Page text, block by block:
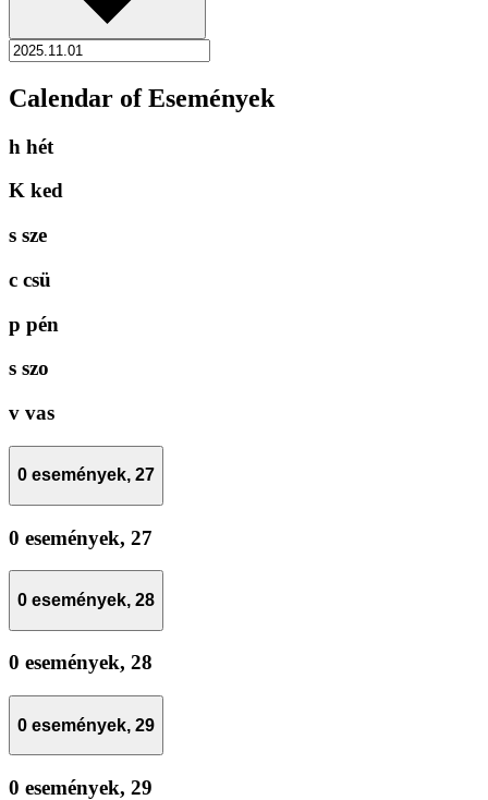
Calendar of Események
h hét
K ked
s sze
c csü
p pén
s szo
v vas
0 események, 27
0 események, 27
0 események, 28
0 események, 28
0 események, 29
0 események, 29